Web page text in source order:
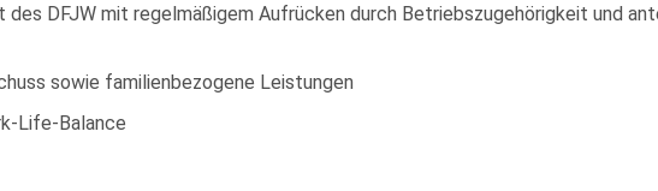
DFJW mit regelmäßigem Aufrücken durch Betriebszugehörigkeit und
sowie familienbezogene Leistungen
Life-Balance